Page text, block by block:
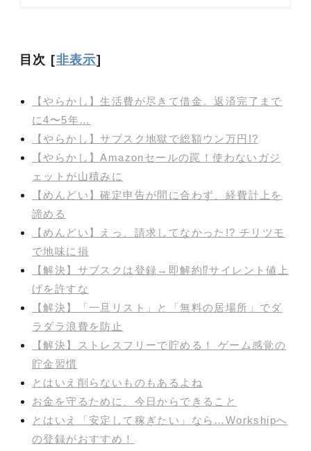
目次 [非表示]
【やらかし】生活費が尽きて借金。返済完了まで
に4〜5年…
【やらかし】サブスク地獄で総額ウン万円!?
【やらかし】Amazonセールの罠！使わないガジ
ェットが山積みに
【めんどい】確定申告が間に合わず、経費計上を
諦める
【めんどい】えっ、請求してなかった!? チリツモ
で地味に損
【解決】サブスクは登録→即解約⁉︎サイレント値上
げを許すな
【解決】「一旦リスト」と「無料の居場所」でダ
ラダラ浪費を防止
【解決】ストレスフリーで貯める！ ゲーム感覚の
貯金習慣
とはいえ削らないものもあるよね
お金を守るために、今日からできること
とはいえ「安定して稼ぎたい」なら…Workshipへ
の登録がおすすめ！